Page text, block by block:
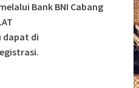
Bank BNI Cabang
dapat di